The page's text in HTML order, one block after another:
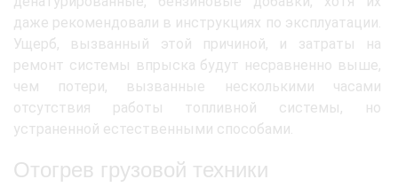
даже рекомендовали в инструкциях по эксплуатации.
Ущерб, вызванный этой причиной, и затраты на
ремонт системы впрыска будут несравненно выше,
чем потери, вызванные несколькими часами
отсутствия работы топливной системы, но
устраненной естественными способами.
Отогрев грузовой техники